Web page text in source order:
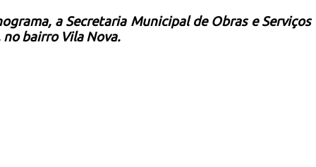
a Secretaria Municipal de Obras e Serviços
bairro Vila Nova.